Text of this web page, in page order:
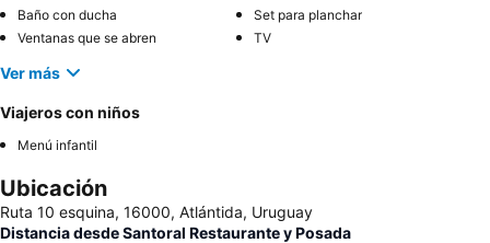
Baño con ducha
Set para planchar
Ventanas que se abren
TV
Ver más
Viajeros con niños
Menú infantil
Ubicación
Ruta 10 esquina, 16000, Atlántida, Uruguay
Distancia desde Santoral Restaurante y Posada